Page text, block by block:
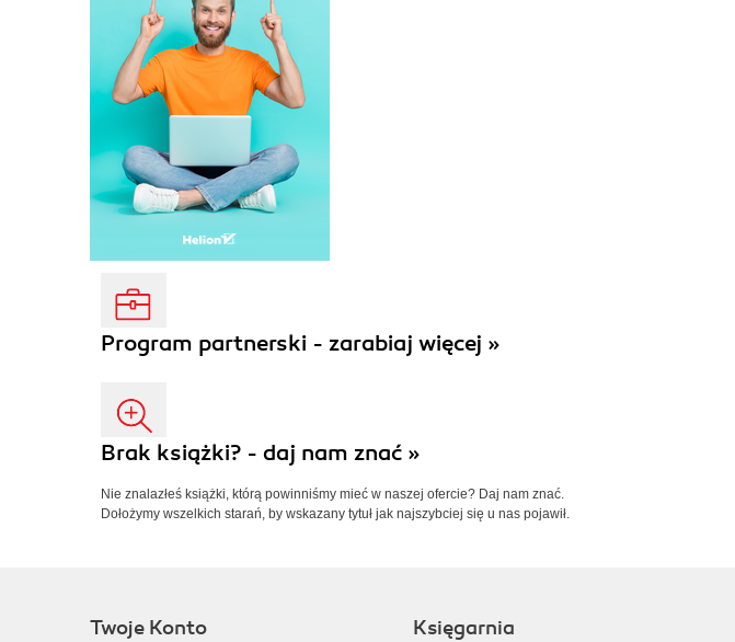
Program partnerski - zarabiaj więcej »
Brak książki? - daj nam znać »
Nie znalazłeś książki, którą powinniśmy mieć w naszej ofercie? Daj nam znać.
Dołożymy wszelkich starań, by wskazany tytuł jak najszybciej się u nas pojawił.
Twoje Konto Księgarnia